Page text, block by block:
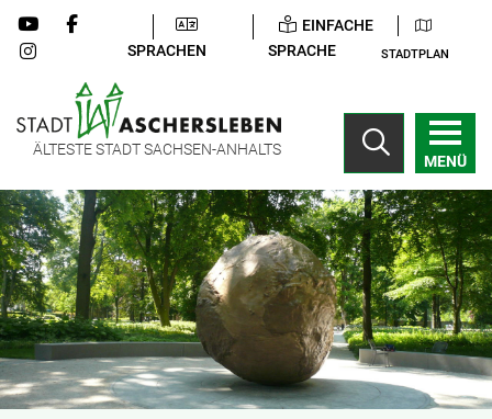
SPRACHEN
EINFACHE
SPRACHE
STADTPLAN
ÄLTESTE STADT SACHSEN-ANHALTS
MENÜ